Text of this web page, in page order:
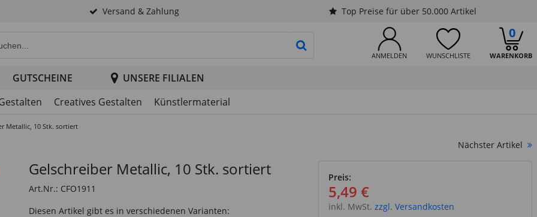
Versand & Zahlung Top Preise für über 50.000 Artikel
ANMELDEN WUNSCHLISTE WARENKORB
0
PRODUKTSUCHE STARTEN
GUTSCHEINE
UNSERE FILIALEN
Creatives Gestalten Künstlermaterial
Metallic, 10 Stk. sortiert
Nächster Artikel
Gelschreiber Metallic, 10 Stk. sortiert
Art.Nr.: CFO1911
Diesen Artikel gibt es in verschiedenen Varianten:
Preis:
5,49 €
inkl. MwSt. zzgl. Versandkosten